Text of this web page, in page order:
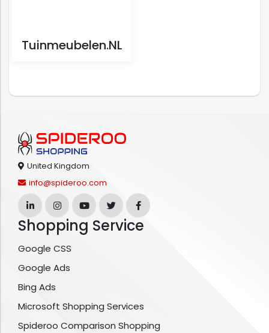
Tuinmeubelen.NL
United Kingdom
info@spideroo.com
Shopping Service
Google CSS
Google Ads
Bing Ads
Microsoft Shopping Services
Spideroo Comparison Shopping